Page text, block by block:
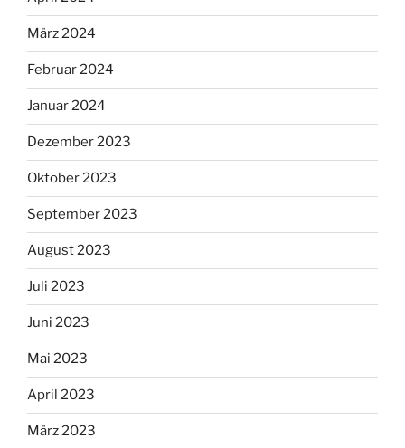
März 2024
Februar 2024
Januar 2024
Dezember 2023
Oktober 2023
September 2023
August 2023
Juli 2023
Juni 2023
Mai 2023
April 2023
März 2023